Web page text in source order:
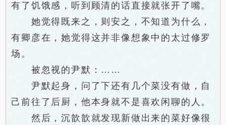
有了饥饿感，听到顾清的话直接就张开了嘴。
她觉得既来之，则安之，不知道为什么，
有卿彦在，她觉得这并非像想象中的太过修罗
场。
被忽视的尹默：……
尹默起身，问了下还有几个菜没有做，自
己前往了后厨，他本身就不是喜欢闲聊的人。
然后，沉歆歆就发现新做出来的菜好像很